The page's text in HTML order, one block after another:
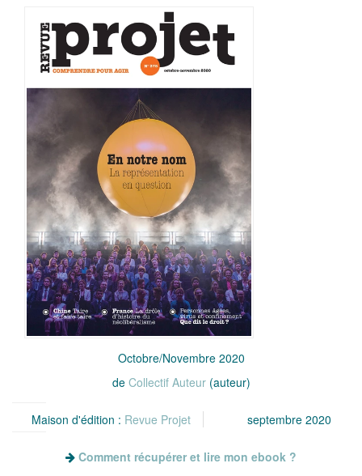
Octobre/Novembre 2020
de Collectif Auteur(auteur)
Maison d'édition : Revue Projet septembre 2020
Comment récupérer et lire mon ebook ?